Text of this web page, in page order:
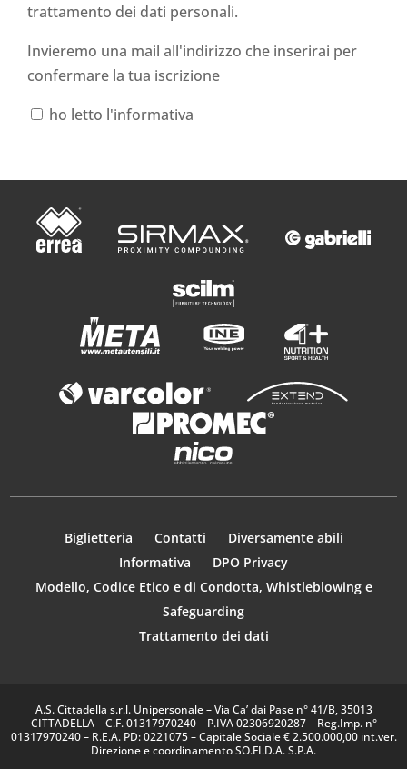
trattamento dei dati personali.
Invieremo una mail all'indirizzo che inserirai per
confermare la tua iscrizione
ho letto l'informativa
Biglietteria Contatti
Diversamente abili
Informativa
DPO Privacy
Modello, Codice Etico e di Condotta, Whistleblowing e
Safeguarding
Trattamento dei dati
A.S. Cittadella s.r.l. Unipersonale – Via Ca’ dai Pase n° 41/B, 35013
CITTADELLA – C.F. 01317970240 – P.IVA 02306920287 – Reg.Imp. n°
01317970240 – R.E.A. PD: 0221075 – Capitale Sociale € 2.500.000,00 int.ver.
Direzione e coordinamento SO.FI.D.A. S.P.A.